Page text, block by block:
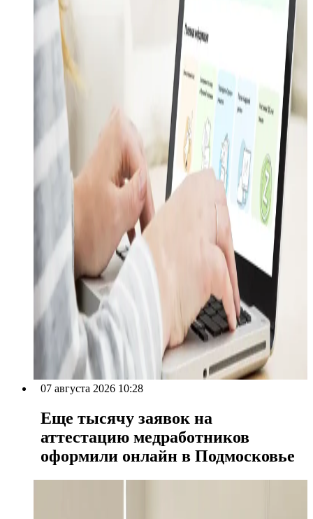
07 августа 2026 10:28
Еще тысячу заявок на
аттестацию медработников
оформили онлайн в Подмосковье